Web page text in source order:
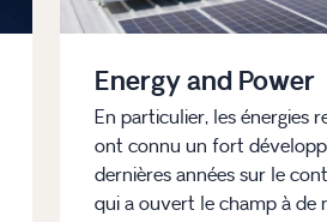
Energy and Power
En particulier, les énergies
ont connu un fort
dernières années sur le
qui a ouvert le champ à de